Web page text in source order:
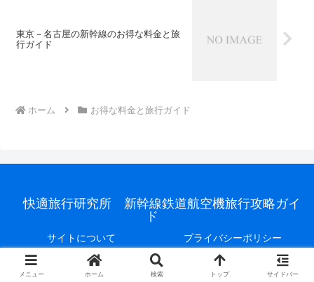
東京－名古屋の新幹線のお得な料金と旅
行ガイド
ホーム お得な料金と旅行ガイド
快適旅行研究所 新幹線鉄道航空機旅行攻略ガイ
ド
サイトについて プライバシーポリシー
© 2020 快適旅行研究所 新幹線鉄道航空機旅行攻略ガイド.
メニュー ホーム 検索 トップ サイドバー